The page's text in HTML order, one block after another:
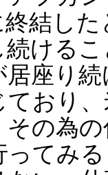
終結し
ける
座り
ており
その為
ってみ